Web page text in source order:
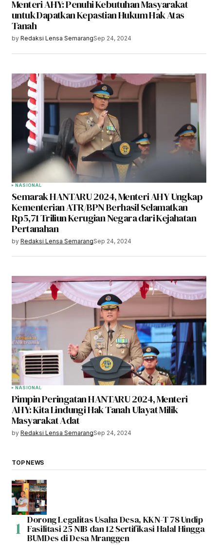
Menteri AHY: Penuhi Kebutuhan Masyarakat
untuk Dapatkan Kepastian Hukum Hak Atas
Tanah
by Redaksi Lensa SemarangSep 24, 2024
NASIONAL
Semarak HANTARU 2024, Menteri AHY Ungkap
Kementerian ATR/BPN Berhasil Selamatkan
Rp5,71 Triliun Kerugian Negara dari Kejahatan
Pertanahan
by Redaksi Lensa SemarangSep 24, 2024
NASIONAL
Pimpin Peringatan HANTARU 2024, Menteri
AHY: Kita Lindungi Hak Tanah Ulayat Milik
Masyarakat Adat
by Redaksi Lensa SemarangSep 24, 2024
TOP NEWS
Dorong Legalitas Usaha Desa, KKN-T 78 Undip
Fasilitasi 25 NIB dan 12 Sertifikasi Halal Hingga
BUMDes di Desa Mranggen